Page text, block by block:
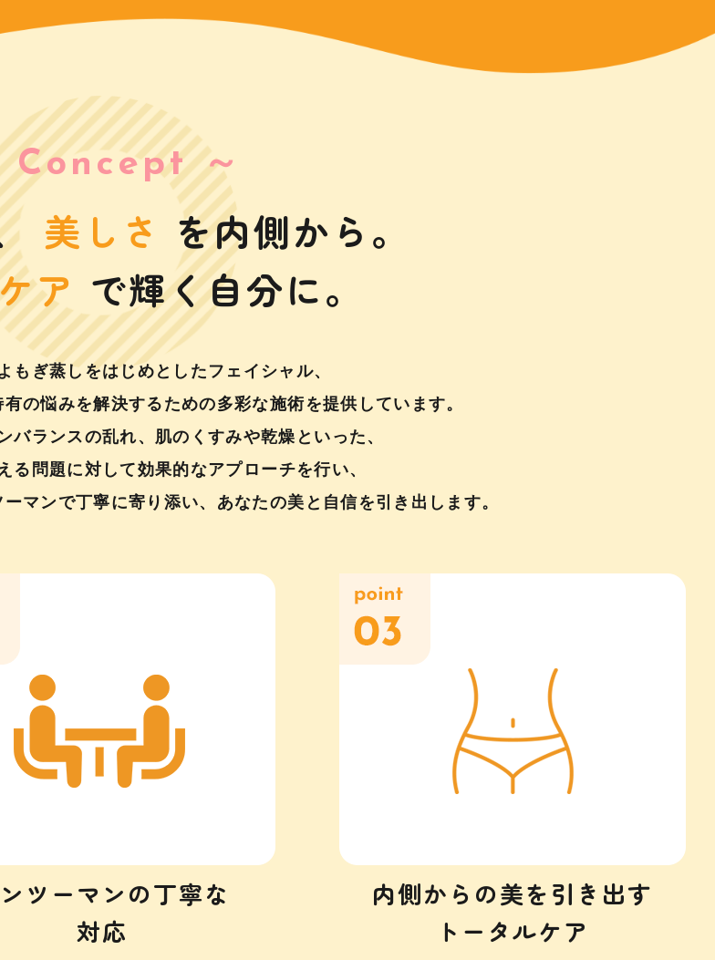
Concept ～​​​​​​​
美しさ を内側から。
ア で輝く自分に。
もぎ蒸しをはじめとしたフェイシャル、
の悩みを解決するための多彩な施術を提供しています。
バランスの乱れ、肌のくすみや乾燥といった、
る問題に対して効果的なアプローチを行い、
マンで丁寧に寄り添い、あなたの美と自信を引き出します。
ツーマンの丁寧な
​​​​​​​対応
内側からの美を引き出す
トータルケア